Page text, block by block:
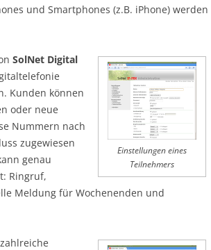
und Smartphones (z.B. iPhone) werden
Einstellungen eines
Teilnehmers
SolNet Digital
Kunden können
oder neue
Nummern nach
zugewiesen
genau
Ringruf,
Meldung für Wochenenden und